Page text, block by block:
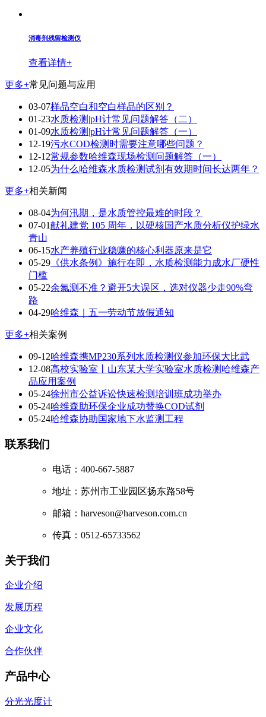
消毒剂残留检测仪
查看详情+
更多+常见问题与应用
03-07样品空白和空白样品的区别？
01-23水质检测|pH计常见问题解答（二）
01-09水质检测|pH计常见问题解答（一）
12-19污水COD检测时需要注意哪些问题？
12-12常规参数哈维森现场检测问题解答（一）
12-05为什么哈维森水质检测试剂有效期时间长达两年？
更多+相关新闻
08-04为何汛期，是水质管控最难的时段？
07-01献礼建党 105 周年，以硬核国产水质分析仪护绿水
青山
06-15水产养殖行业稳赚的核心利器原来是它
05-29 《供水条例》施行在即，水质检测能力成水厂硬性
门槛
05-22余氯测不准？避开5大误区，选对仪器少走90%弯
路
04-29哈维森｜五一劳动节放假通知
更多+相关案例
09-12哈维森携MP230系列水质检测仪参加环保大比武
12-08高校实验室丨山东某大学实验室水质检测哈维森产
品应用案例
05-24徐州市公益诉讼快速检测培训班成功举办
05-24哈维森助环保企业成功替换COD试剂
05-24哈维森协助国家地下水监测工程
联系我们
电话：400-667-5887
地址：苏州市工业园区扬东路58号
邮箱：harveson@harveson.com.cn
传真：0512-65733562
关于我们
企业介绍
发展历程
企业文化
合作伙伴
产品中心
分光光度计